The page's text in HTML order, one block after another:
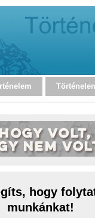
hogy
munkánkat!